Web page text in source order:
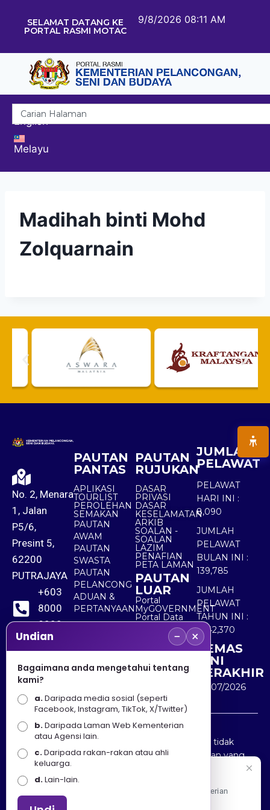
SELAMAT DATANG KE
PORTAL RASMI MOTAC
9/8/2026 08:11 AM
English
Melayu
Madihah binti Mohd
Zolquarnain
No. 2, Menara
1, Jalan
P5/6,
Presint 5,
62200
PUTRAJAYA
+603
8000
8000
+603
8891
7100
PAUTAN
PANTAS
APLIKASI
TOURLIST
PEROLEHAN
SEMAKAN
PAUTAN
AWAM
PAUTAN
SWASTA
PAUTAN
PELANCONG
ADUAN &
PERTANYAAN
PAUTAN
RUJUKAN
DASAR
PRIVASI
DASAR
KESELAMATAN
ARKIB
SOALAN -
SOALAN
LAZIM
PENAFIAN
PETA LAMAN
PAUTAN
LUAR
Portal
MyGOVERNMENT
Portal Data
Terbuka
Sektor Awam
JUMLAH
PELAWAT
PELAWAT
HARI INI :
8,090
JUMLAH
PELAWAT
BULAN INI :
139,785
JUMLAH
PELAWAT
TAHUN INI :
5,542,370
KEMAS
KINI
TERAKHIR
30/07/2026
Penafian : Kerajaan Malaysia dan Kementerian
Pelancongan Seni dan Budaya (MOTAC) adalah tidak
bertanggungjawab atas kehilangan atau kerugian yang
disebabkan oleh penggunaan mana-mana maklumat
yang diperolehi dari portal ini.
Undian − ×
Bagaimana anda mengetahui tentang
kami?
a.Daripada media sosial (seperti
Facebook, Instagram, TikTok, X/Twitter)
b.Daripada Laman Web Kementerian
atau Agensi lain.
c.Daripada rakan-rakan atau ahli
keluarga.
d.Lain-lain.
Apa Khabar! Selamat datang ke Portal Rasmi Kementerian
Pelancongan, Seni dan Budaya